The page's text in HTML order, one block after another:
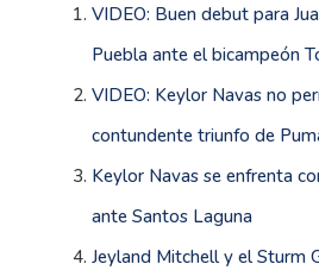
VIDEO: Buen debut para
Puebla ante el bicampeón
VIDEO: Keylor Navas no
contundente triunfo de
Keylor Navas se enfrenta
ante Santos Laguna
Jeyland Mitchell y el Sturm